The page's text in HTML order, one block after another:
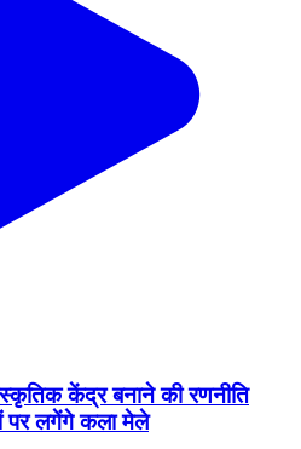
केंद्र बनाने की रणनीति
पर लगेंगे कला मेले